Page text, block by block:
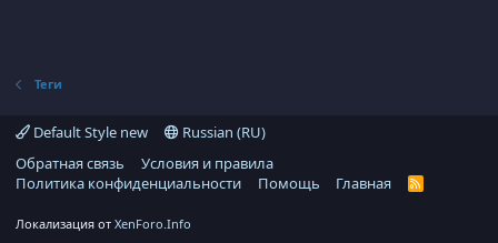
Теги
Default Style new
Russian (RU)
Обратная связь
Условия и правила
Политика конфиденциальности
Помощь Главная
R
Локализация от XenForo.Info